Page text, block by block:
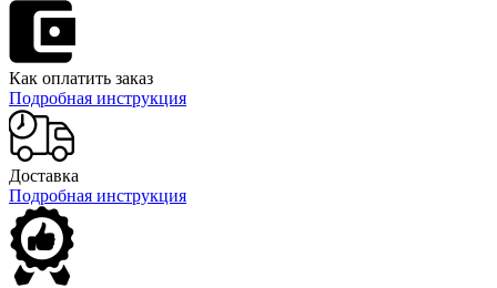
Как оплатить заказ
Подробная инструкция
Доставка
Подробная инструкция